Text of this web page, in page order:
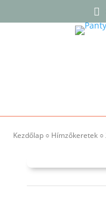
Kezdőlap ○ Hímzőkeretek ○